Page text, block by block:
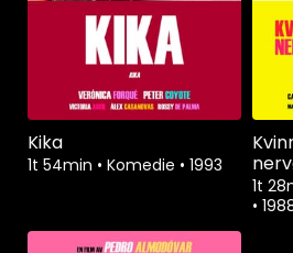
Kika
1t 54min • Komedie • 1993
1t
•